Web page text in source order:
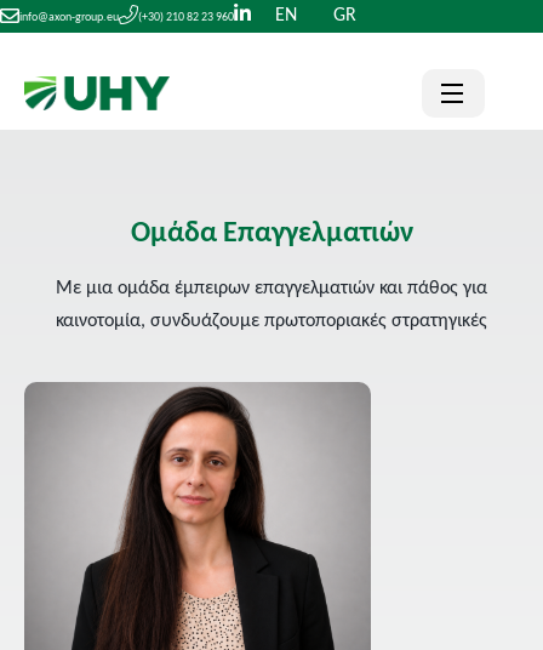
info@axon-group.eu (+30) 210 82 23 960 EN GR
Ομάδα Επαγγελματιών
Με μια ομάδα έμπειρων επαγγελματιών και πάθος για
καινοτομία, συνδυάζουμε πρωτοποριακές στρατηγικές